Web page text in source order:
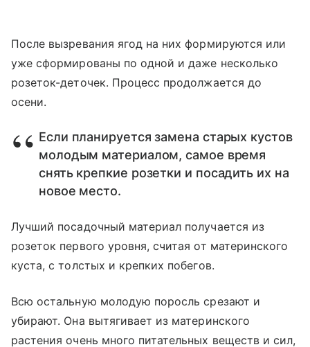
После вызревания ягод на них формируются или
уже сформированы по одной и даже несколько
розеток-деточек. Процесс продолжается до
осени.
Если планируется замена старых кустов
молодым материалом, самое время
снять крепкие розетки и посадить их на
новое место.
Лучший посадочный материал получается из
розеток первого уровня, считая от материнского
куста, с толстых и крепких побегов.
Всю остальную молодую поросль срезают и
убирают. Она вытягивает из материнского
растения очень много питательных веществ и сил,